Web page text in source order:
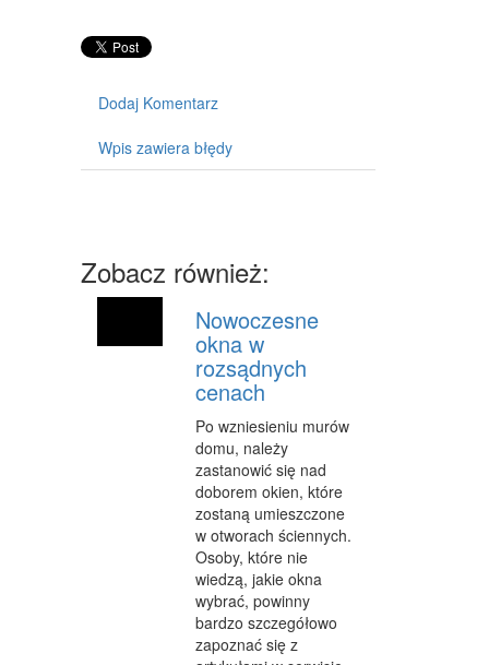
MATERIAŁY EKSPLOATACYJNE
INNE SKLEPY
SPRZĘT
PRZEMYSŁ METALOWY
PRZEWÓZ
TRANSPORT
CZĘŚCI SAMOCHODOWE
WYNAJEM
USŁUGI MOTORYZACYJNE
SALONY, KOMISY
PUBLIC RELATIONS
AGENCJE REKLAMOWE
MATERIAŁY REKLAMOWE
Dodaj Komentarz
Wpis zawiera błędy
Zobacz również:
Nowoczesne
okna w
rozsądnych
cenach
Po wzniesieniu murów
domu, należy
zastanowić się nad
doborem okien, które
zostaną umieszczone
w otworach ściennych.
Osoby, które nie
wiedzą, jakie okna
wybrać, powinny
bardzo szczegółowo
zapoznać się z